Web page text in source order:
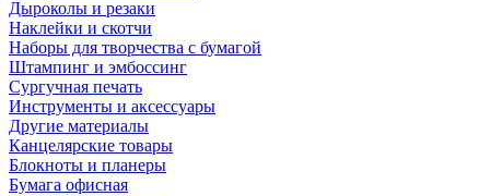
Дыроколы и резаки
Наклейки и скотчи
Наборы для творчества с бумагой
Штампинг и эмбоссинг
Сургучная печать
Инструменты и аксессуары
Другие материалы
Канцелярские товары
Блокноты и планеры
Бумага офисная